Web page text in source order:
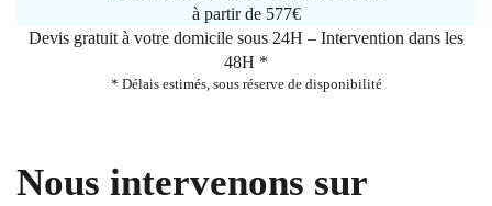
à partir de 577€
Devis gratuit à votre domicile sous 24H – Intervention dans les
48H *
* Délais estimés, sous réserve de disponibilité
Nous intervenons sur